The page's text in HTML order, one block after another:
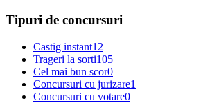
Tipuri de concursuri
Castig instant12
Trageri la sorti105
Cel mai bun scor0
Concursuri cu jurizare1
Concursuri cu votare0